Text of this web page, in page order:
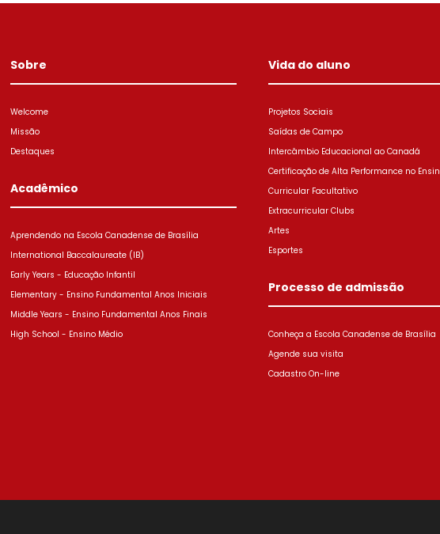
Sobre
Welcome
Missão
Destaques
Acadêmico
Aprendendo na Escola Canadense de Brasília
International Baccalaureate (IB)
Early Years - Educação Infantil
Elementary - Ensino Fundamental Anos Iniciais
Middle Years - Ensino Fundamental Anos Finais
High School - Ensino Médio
Vida do aluno
Projetos Sociais
Saídas de Campo
Intercâmbio Educacional ao Canadá
Certificação de Alta Performance no
Curricular Facultativo
Extracurricular Clubs
Artes
Esportes
Processo de admissão
Conheça a Escola Canadense de Brasília
Agende sua visita
Cadastro On-line